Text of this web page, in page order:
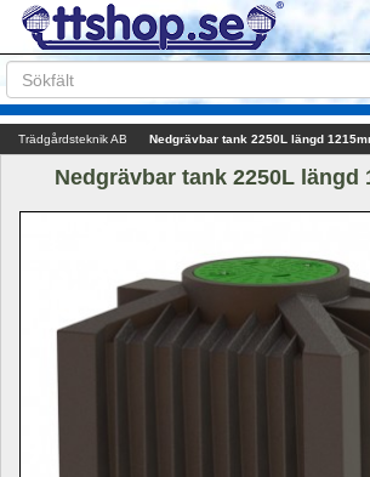
Trädgårdsteknik AB Nedgrävbar tank 2250L längd
Nedgrävbar tank 2250L längd